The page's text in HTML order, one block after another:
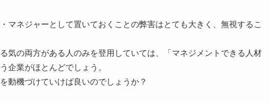
マネジャーとして置いておくことの弊害はとても大きく、無視するこ
気の両方がある人のみを登用していては、「マネジメントできる人材
企業がほとんどでしょう。
動機づけていけば良いのでしょうか？